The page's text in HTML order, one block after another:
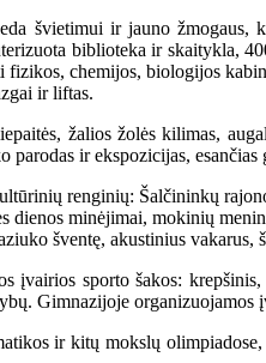
švietimui ir jauno žmogaus,
biblioteka ir skaitykla,
chemijos, biologijos
ir liftas.
žalios žolės kilimas,
ir ekspozicijas,
renginių: Šalčininkų
minėjimai, mokinių
šventę, akustinius vakarus,
įvairios sporto šakos:
Gimnazijoje organizuojamos
ir kitų mokslų